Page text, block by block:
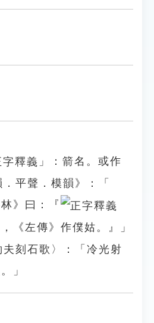
」：箭名。或作
．平聲．模韻》：「
林》曰：『
，《左傳》作僕姑。』」
刻石歌〉：「冷光射
。」